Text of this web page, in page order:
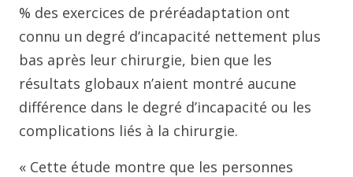
% des exercices de préréadaptation ont
connu un degré d’incapacité nettement plus
bas après leur chirurgie, bien que les
résultats globaux n’aient montré aucune
différence dans le degré d’incapacité ou les
complications liés à la chirurgie.
« Cette étude montre que les personnes